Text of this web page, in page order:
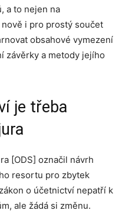
a to nejen na
i pro prostý součet
obsahové vymezení
závěrky a metody jejího
je třeba
[ODS] označil návrh
resortu pro zbytek
o účetnictví nepatří k
ale žádá si změnu.